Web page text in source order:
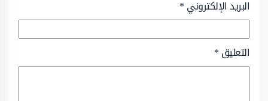
البريد الإلكتروني*
التعليق*